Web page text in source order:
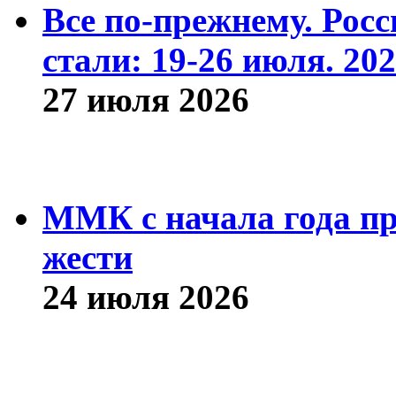
Все по-прежнему.
стали: 19-26 июля.
27 июля 2026
ММК с начала года
жести
24 июля 2026